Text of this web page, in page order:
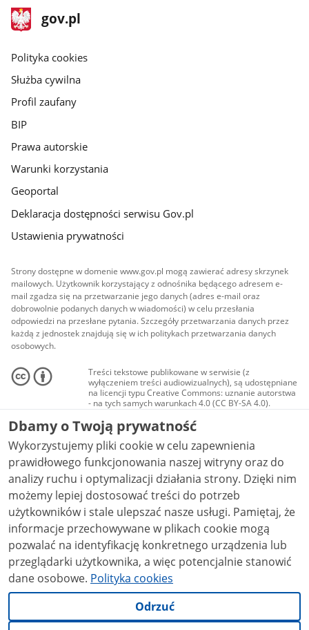
stopka
gov.pl
Strona
gov.pl
gov.pl
Polityka cookies
Służba cywilna
Profil zaufany
BIP
Prawa autorskie
Warunki korzystania
Geoportal
Deklaracja dostępności serwisu Gov.pl
Ustawienia prywatności
Strony dostępne w domenie www.gov.pl mogą zawierać adresy skrzynek
mailowych. Użytkownik korzystający z odnośnika będącego adresem e-
mail zgadza się na przetwarzanie jego danych (adres e-mail oraz
dobrowolnie podanych danych w wiadomości) w celu przesłania
odpowiedzi na przesłane pytania. Szczegóły przetwarzania danych przez
każdą z jednostek znajdują się w ich politykach przetwarzania danych
osobowych.
Treści tekstowe publikowane w serwisie (z
wyłączeniem treści audiowizualnych), są udostępniane
na licencji typu Creative Commons: uznanie autorstwa
- na tych samych warunkach 4.0 (CC BY-SA 4.0).
Materiały audiowizualne, w tym zdjęcia, materiały
audio i wideo, są udostępniane na licencji typu
Creative Commons: uznanie autorstwa użycie
niekomercyjne - bez utworów zależnych 4.0 (CC BY-
NC-ND 4.0), o ile nie jest to stwierdzone inaczej.
Dbamy o Twoją prywatność
Wykorzystujemy pliki cookie w celu zapewnienia
prawidłowego funkcjonowania naszej witryny oraz do
analizy ruchu i optymalizacji działania strony. Dzięki nim
możemy lepiej dostosować treści do potrzeb
użytkowników i stale ulepszać nasze usługi. Pamiętaj, że
informacje przechowywane w plikach cookie mogą
pozwalać na identyfikację konkretnego urządzenia lub
przeglądarki użytkownika, a więc potencjalnie stanowić
dane osobowe. Polityka cookies
Odrzuć